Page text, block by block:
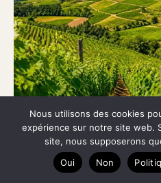
Découverte des vignobles du
Nous utilisons des cookies
expérience sur notre site web.
site, nous supposerons
Oui
Non